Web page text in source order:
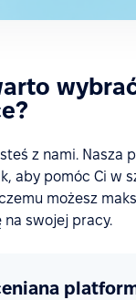
z nami. Nasza
aby pomóc Ci w
możesz
swojej pracy.